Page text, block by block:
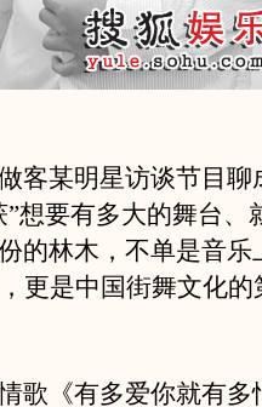
某明星访谈节目聊
想要有多大的舞台、
的林木，不单是音乐
更是中国街舞文化的
《有多爱你就有多